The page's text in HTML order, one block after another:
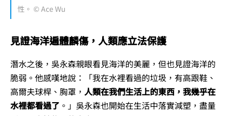
性。 © Ace Wu
見證海洋遍體麟傷，人類應立法保護
潛水之後，吳永森親眼看見海洋的美麗，但也見證海洋的
脆弱。他感嘆地說：「我在水裡看過的垃圾，有高跟鞋、
高爾夫球桿、胸罩， 人類在我們生活上的東西，我幾乎在
水裡都看過了 。」吳永森也開始在生活中落實減塑，盡量